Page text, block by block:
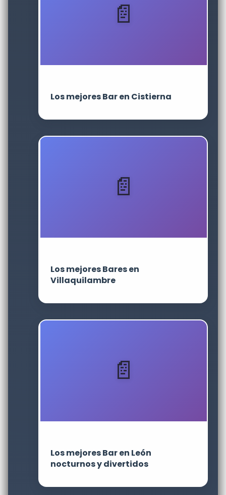
Los mejores Bar en Cistierna
Los mejores Bares en
Villaquilambre
Los mejores Bar en León
nocturnos y divertidos